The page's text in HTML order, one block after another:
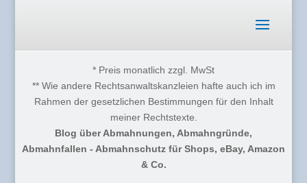
* Preis monatlich zzgl. MwSt
** Wie andere Rechtsanwaltskanzleien hafte auch ich im
Rahmen der gesetzlichen Bestimmungen für den Inhalt
meiner Rechtstexte.
Blog über Abmahnungen, Abmahngründe,
Abmahnfallen - Abmahnschutz für Shops, eBay, Amazon
& Co.